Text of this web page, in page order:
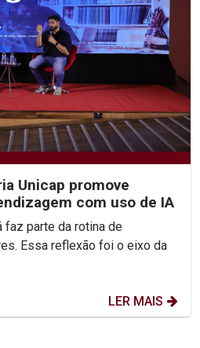
Unicap promove
com uso de IA
faz parte da rotina de
Essa reflexão foi o eixo da
LER MAIS